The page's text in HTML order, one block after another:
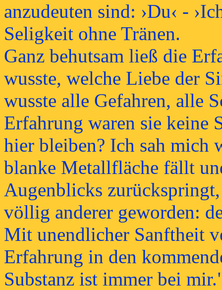
anzudeuten sind: ›Du‹ -
Seligkeit ohne Tränen.
Ganz behutsam ließ die
wusste, welche Liebe der
wusste alle Gefahren, alle
Erfahrung waren sie keine
hier bleiben? Ich sah mich
blanke Metallfläche fällt
Augenblicks
völlig anderer geworden:
Mit unendlicher Sanftheit
Erfahrung in den
Substanz ist immer bei